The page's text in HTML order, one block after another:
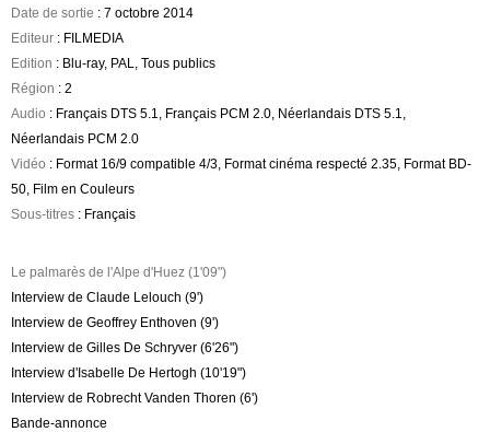
Date de sortie : 7 octobre 2014
Editeur : FILMEDIA
Edition : Blu-ray, PAL, Tous publics
Région : 2
Audio : Français DTS 5.1, Français PCM 2.0, Néerlandais DTS 5.1,
Néerlandais PCM 2.0
Vidéo : Format 16/9 compatible 4/3, Format cinéma respecté 2.35, Format BD-
50, Film en Couleurs
Sous-titres : Français
Le palmarès de l'Alpe d'Huez (1'09")
Interview de Claude Lelouch (9')
Interview de Geoffrey Enthoven (9')
Interview de Gilles De Schryver (6'26")
Interview d'Isabelle De Hertogh (10'19")
Interview de Robrecht Vanden Thoren (6')
Bande-annonce